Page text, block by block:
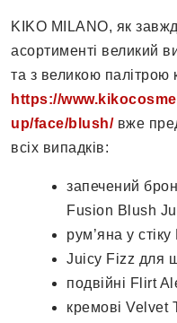
KIKO MILANO, як
асортименті великий
та з великою палітрою
https://
up/face/blush/ вже
всіх випадків:
запечений
Fusion Blush
рум’яна у
Juicy Fizz для
подвійні Flirt
кремові Velvet